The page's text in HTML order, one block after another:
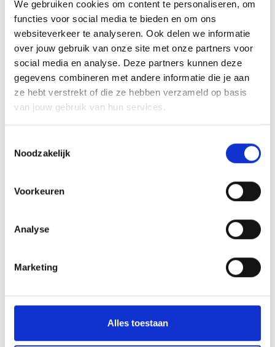
We gebruiken cookies om content te personaliseren, om
functies voor social media te bieden en om ons
websiteverkeer te analyseren. Ook delen we informatie
over jouw gebruik van onze site met onze partners voor
social media en analyse. Deze partners kunnen deze
gegevens combineren met andere informatie die je aan
ze hebt verstrekt of die ze hebben verzameld op basis
van jouw gebruik van hun services.
Noodzakelijk
Voorkeuren
Analyse
Marketing
Alles toestaan
Om eerlijk te zijn, vond ChatGPT deze extra
vraag moeilijk. We weten niet zeker of het
aan detaalwissel of de toevoeging van
een TLD (Top Level Domain)ligt. Van de 8
keer dat we de vraag stelden,
kwamen er 7
antwoorden terug met een foutmelding
we wilden, gaf het ons een paar fatsoenlijke
opties terug, zoals:
urbainsIdealistes.be.
Hoewel ChatGPT wel begreep dat we de
tekst in het Frans wilden hebben, en we liever
.be of .brussels zouden gebruiken, was het
toepassen en het gebruik van de
ver voor ChatGPT. De voorgestelde
domeinnamen zijn wat slordig geformuleerd
in het Frans.Maar toegegeven, sommige